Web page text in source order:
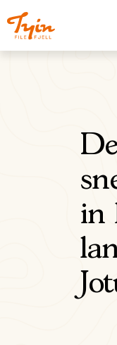
in